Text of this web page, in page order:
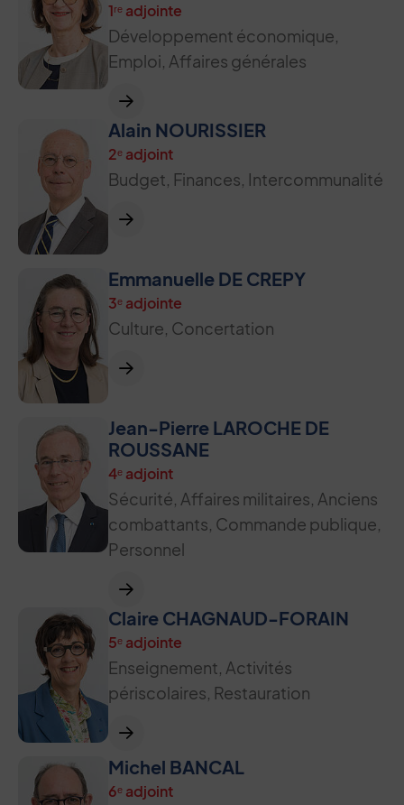
1ʳᵉ adjointe
Développement économique,
Emploi, Affaires générales
Alain NOURISSIER
2ᵉ adjoint
Budget, Finances, Intercommunalité
Emmanuelle DE CREPY
3ᵉ adjointe
Culture, Concertation
Jean-Pierre LAROCHE DE
ROUSSANE
4ᵉ adjoint
Sécurité, Affaires militaires, Anciens
combattants, Commande publique,
Personnel
Claire CHAGNAUD-FORAIN
5ᵉ adjointe
Enseignement, Activités
périscolaires, Restauration
Michel BANCAL
6ᵉ adjoint